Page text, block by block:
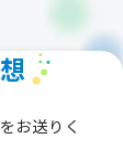
お送りく